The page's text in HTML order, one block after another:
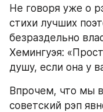
Не говоря уже о
стихи лучших
безраздельно
Хемингуэя:
душу, если она у
Впрочем, что мы
советский рэп